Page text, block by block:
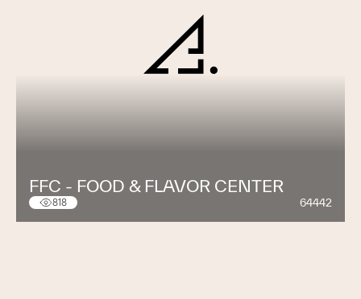
FFC - FOOD & FLAVOR CENTER
818 64442